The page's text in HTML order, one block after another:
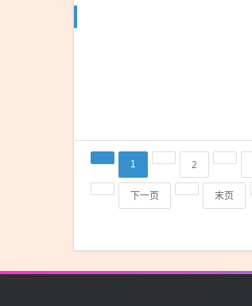
1 2
下一页 末页